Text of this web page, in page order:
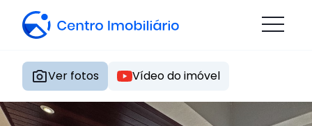
Ver fotos Vídeo do imóvel